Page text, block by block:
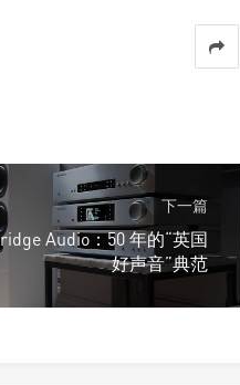
下一篇
Audio：50 年的“英国
好声音”典范